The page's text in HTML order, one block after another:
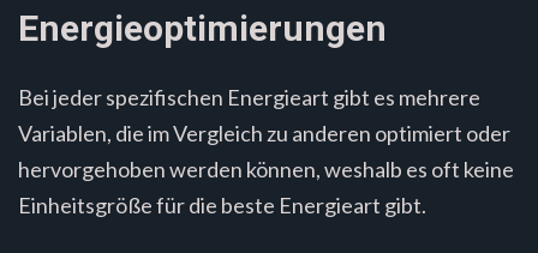
Energieoptimierungen
Bei jeder spezifischen Energieart gibt es mehrere
Variablen, die im Vergleich zu anderen optimiert oder
hervorgehoben werden können, weshalb es oft keine
Einheitsgröße für die beste Energieart gibt.